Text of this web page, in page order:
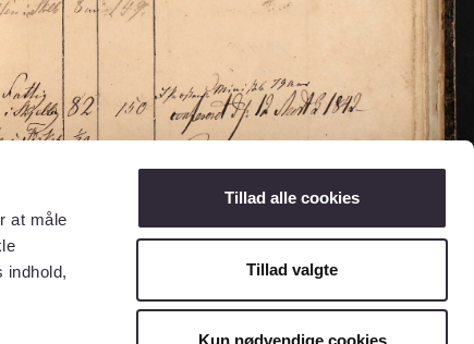
at måle
indhold,
Tillad alle cookies
Tillad valgte
Kun nødvendige cookies